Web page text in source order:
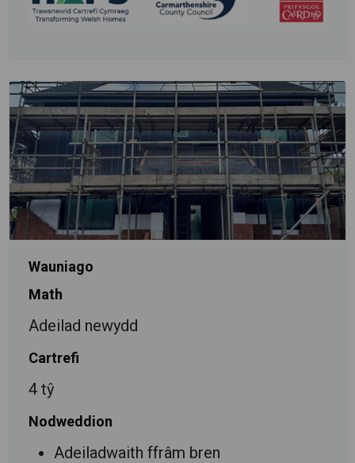
Wauniago
Math
Adeilad newydd
Cartrefi
4 tŷ
Nodweddion
Adeiladwaith ffrâm bren